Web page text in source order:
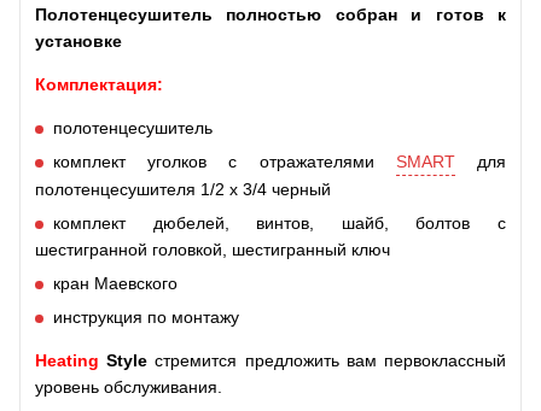
Полотенцесушитель полностью собран и готов к
установке
Комплектация:
полотенцесушитель
комплект уголков с отражателями SMARTдля
полотенцесушителя 1/2 х 3/4 черный
комплект дюбелей, винтов, шайб, болтов с
шестигранной головкой, шестигранный ключ
кран Маевского
инструкция по монтажу
Heating Style стремится предложить вам первоклассный
уровень обслуживания.